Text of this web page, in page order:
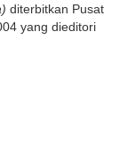
diterbitkan Pusat
yang dieditori